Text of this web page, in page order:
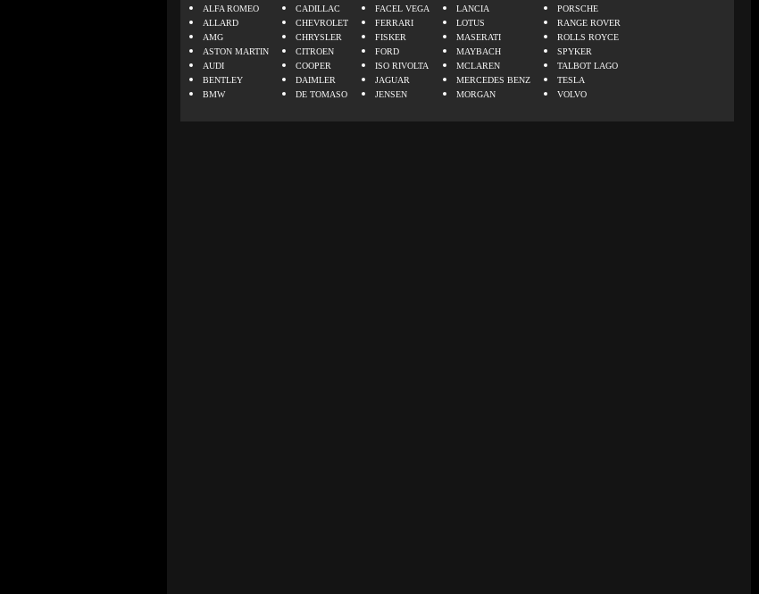
ALFA ROMEO
ALLARD
AMG
ASTON MARTIN
AUDI
BENTLEY
BMW
CADILLAC
CHEVROLET
CHRYSLER
CITROEN
COOPER
DAIMLER
DE TOMASO
FACEL VEGA
FERRARI
FISKER
FORD
ISO RIVOLTA
JAGUAR
JENSEN
LANCIA
LOTUS
MASERATI
MAYBACH
MCLAREN
MERCEDES BENZ
MORGAN
PORSCHE
RANGE ROVER
ROLLS ROYCE
SPYKER
TALBOT LAGO
TESLA
VOLVO